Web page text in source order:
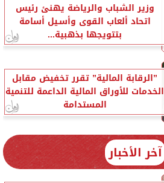
وزير الشباب والرياضة يهنئ رئيس
اتحاد ألعاب القوى وأسـيل أسامة
بتتويجها بذهبية...
”الرقابة المالية” تقرر تخفيض مقابل
الخدمات للأوراق المالية الداعمة للتنمية
المستدامة
آخر الأخبار